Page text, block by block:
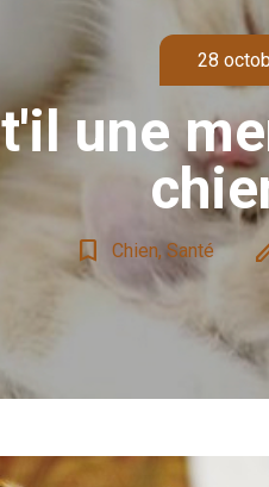
28
une
bookmark_border Chien, Santé